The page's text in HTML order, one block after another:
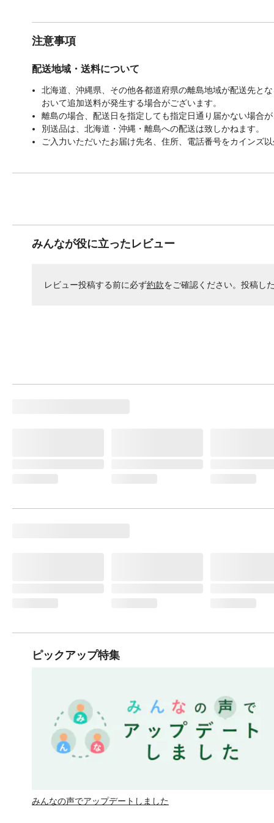
注意事項
配送地域・送料について
北海道、沖縄県、その他各都道府県の離島地域が配送先と
おいて追加送料が発生する場合がございます。
離島の場合、配送日を指定しても指定日通り届かない場合
別送品は、北海道・沖縄・離島への配送は致しかねます。
ご入力いただいたお届け先名、住所、電話番号をカインズ
みんなが役に立ったレビュー
レビュー投稿する前に必ず約款をご確認ください。投稿し
ピックアップ特集
みんなの声でアップデートしました